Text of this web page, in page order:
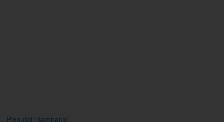
Pjenušci i šampanjci